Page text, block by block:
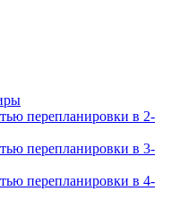
перепланировки в 2-
перепланировки в 3-
перепланировки в 4-